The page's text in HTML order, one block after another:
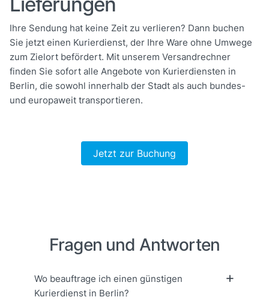
Ihre Sendung hat keine Zeit zu verlieren? Dann buchen
Sie jetzt einen Kurierdienst, der Ihre Ware ohne Umwege
zum Zielort befördert. Mit unserem Versandrechner
finden Sie sofort alle Angebote von Kurierdiensten in
Berlin, die sowohl innerhalb der Stadt als auch bundes-
und europaweit transportieren.
Jetzt zur Buchung
Fragen und Antworten
Wo beauftrage ich einen günstigen
Kurierdienst in Berlin?